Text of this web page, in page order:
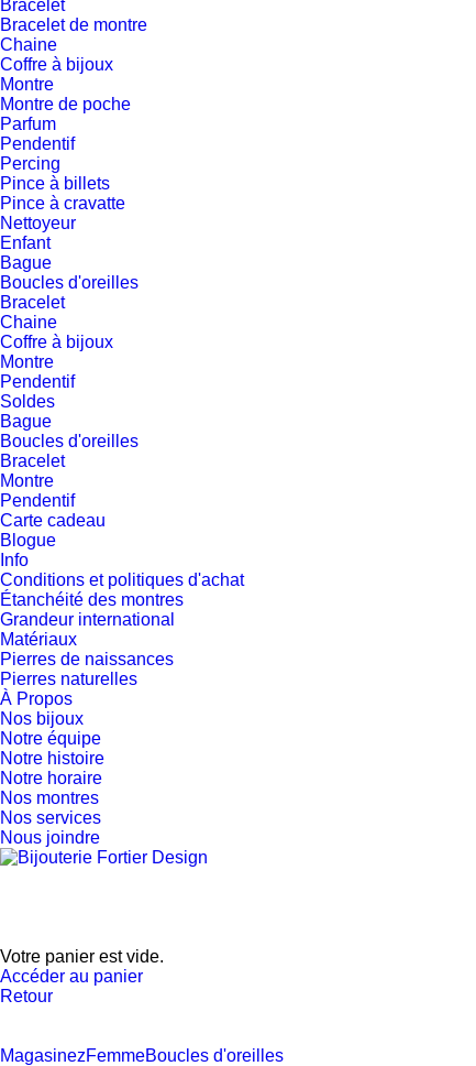
Bracelet
Bracelet de montre
Chaine
Coffre à bijoux
Montre
Montre de poche
Parfum
Pendentif
Percing
Pince à billets
Pince à cravatte
Nettoyeur
Enfant
Bague
Boucles d'oreilles
Bracelet
Chaine
Coffre à bijoux
Montre
Pendentif
Soldes
Bague
Boucles d'oreilles
Bracelet
Montre
Pendentif
Carte cadeau
Blogue
Info
Conditions et politiques d'achat
Étanchéité des montres
Grandeur international
Matériaux
Pierres de naissances
Pierres naturelles
À Propos
Nos bijoux
Notre équipe
Notre histoire
Notre horaire
Nos montres
Nos services
Nous joindre
Votre panier est vide.
Accéder au panier
Retour
MagasinezFemmeBoucles d'oreilles